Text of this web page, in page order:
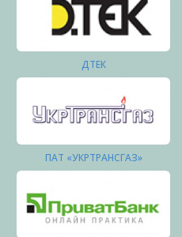
ДТЕК
ПАТ «УКРТРАНСГАЗ»